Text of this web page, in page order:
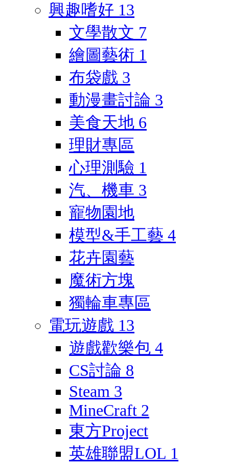
興趣嗜好 13
文學散文 7
繪圖藝術 1
布袋戲 3
動漫畫討論 3
美食天地 6
理財專區
心理測驗 1
汽、機車 3
寵物園地
模型&手工藝 4
花卉園藝
魔術方塊
獨輪車專區
電玩遊戲 13
遊戲歡樂包 4
CS討論 8
Steam 3
MineCraft 2
東方Project
英雄聯盟LOL 1